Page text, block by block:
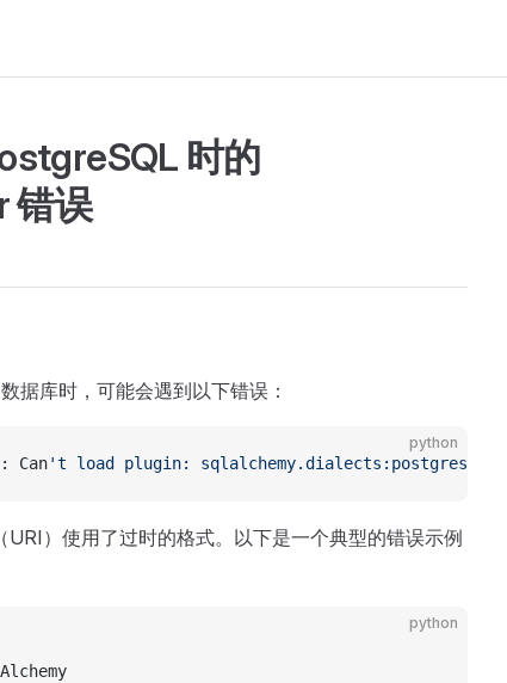
时的
错误
据库时，可能会遇到以下错误：
python
Can't load plugin: sqlalchemy.dialects:postgres
）使用了过时的格式。以下是一个典型的错误示例
python